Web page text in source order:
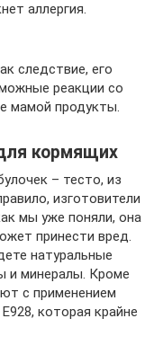
аллергия.
следствие, его
реакции со
мамой продукты.
кормящих
– тесто, из
изготовители
мы уже поняли, она
принести вред.
натуральные
и минералы. Кроме
с применением
которая крайне